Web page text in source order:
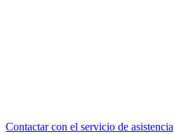
Contactar con el servicio de asistencia